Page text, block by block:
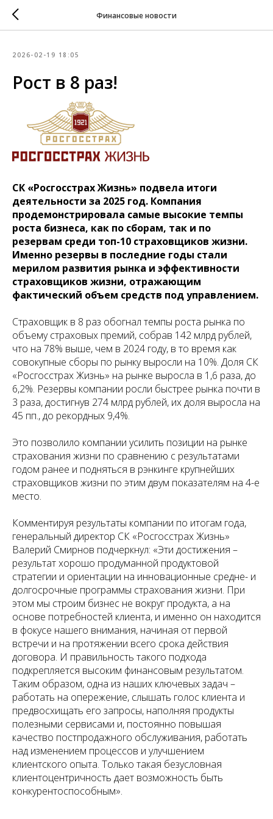
Финансовые новости
2026-02-19 18:05
Рост в 8 раз!
СК «Росгосстрах Жизнь» подвела итоги
деятельности за 2025 год. Компания
продемонстрировала самые высокие темпы
роста бизнеса, как по сборам, так и по
резервам среди топ-10 страховщиков жизни.
Именно резервы в последние годы стали
мерилом развития рынка и эффективности
страховщиков жизни, отражающим
фактический объем средств под управлением.
Страховщик в 8 раз обогнал темпы роста рынка по
объему страховых премий, собрав 142 млрд рублей,
что на 78% выше, чем в 2024 году, в то время как
совокупные сборы по рынку выросли на 10%. Доля СК
«Росгосстрах Жизнь» на рынке выросла в 1,6 раза, до
6,2%. Резервы компании росли быстрее рынка почти в
3 раза, достигнув 274 млрд рублей, их доля выросла на
45 пп., до рекордных 9,4%.
Это позволило компании усилить позиции на рынке
страхования жизни по сравнению с результатами
годом ранее и подняться в рэнкинге крупнейших
страховщиков жизни по этим двум показателям на 4-е
место.
Комментируя результаты компании по итогам года,
генеральный директор СК «Росгосстрах Жизнь»
Валерий Смирнов подчеркнул: «Эти достижения –
результат хорошо продуманной продуктовой
стратегии и ориентации на инновационные средне- и
долгосрочные программы страхования жизни. При
этом мы строим бизнес не вокруг продукта, а на
основе потребностей клиента, и именно он находится
в фокусе нашего внимания, начиная от первой
встречи и на протяжении всего срока действия
договора. И правильность такого подхода
подкрепляется высоким финансовым результатом.
Таким образом, одна из наших ключевых задач –
работать на опережение, слышать голос клиента и
предвосхищать его запросы, наполняя продукты
полезными сервисами и, постоянно повышая
качество постпродажного обслуживания, работать
над изменением процессов и улучшением
клиентского опыта. Только такая безусловная
клиентоцентричность дает возможность быть
конкурентоспособным».